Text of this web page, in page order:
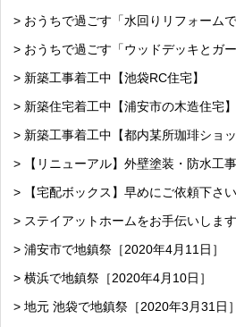
> おうちで過ごす「水回りリフォーム
> おうちで過ごす「ウッドデッキとガ
> 新築工事着工中【池袋RC住宅】
> 新築住宅着工中【浦安市の木造住宅】
> 新築工事着工中【都内某所珈琲ショッ
> 【リニューアル】外壁塗装・防水工事
> 【宅配ボックス】早めにご依頼下さい
> ステイアットホームをお手伝いします
> 浦安市で地鎮祭［2020年4月11日］
> 横浜で地鎮祭［2020年4月10日］
> 地元 池袋で地鎮祭［2020年3月31日］